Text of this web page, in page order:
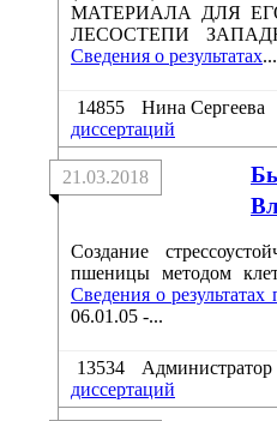
МАТЕРИАЛА ДЛЯ
ЛЕСОСТЕПИ
Сведения о результатах...
14855 Нина Сергеева
диссертаций
21.03.2018
Создание
пшеницы методом
Сведения о
06.01.05 -...
13534 Администратор
диссертаций